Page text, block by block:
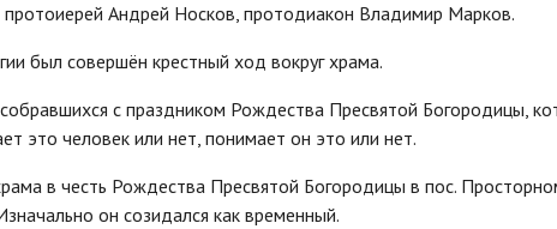
Андрей Носков, протодиакон Владимир Марков.
был совершён крестный ход вокруг храма.
с праздником Рождества Пресвятой Богородицы,
это человек или нет, понимает он это или нет.
в честь Рождества Пресвятой Богородицы в пос.
он созидался как временный.